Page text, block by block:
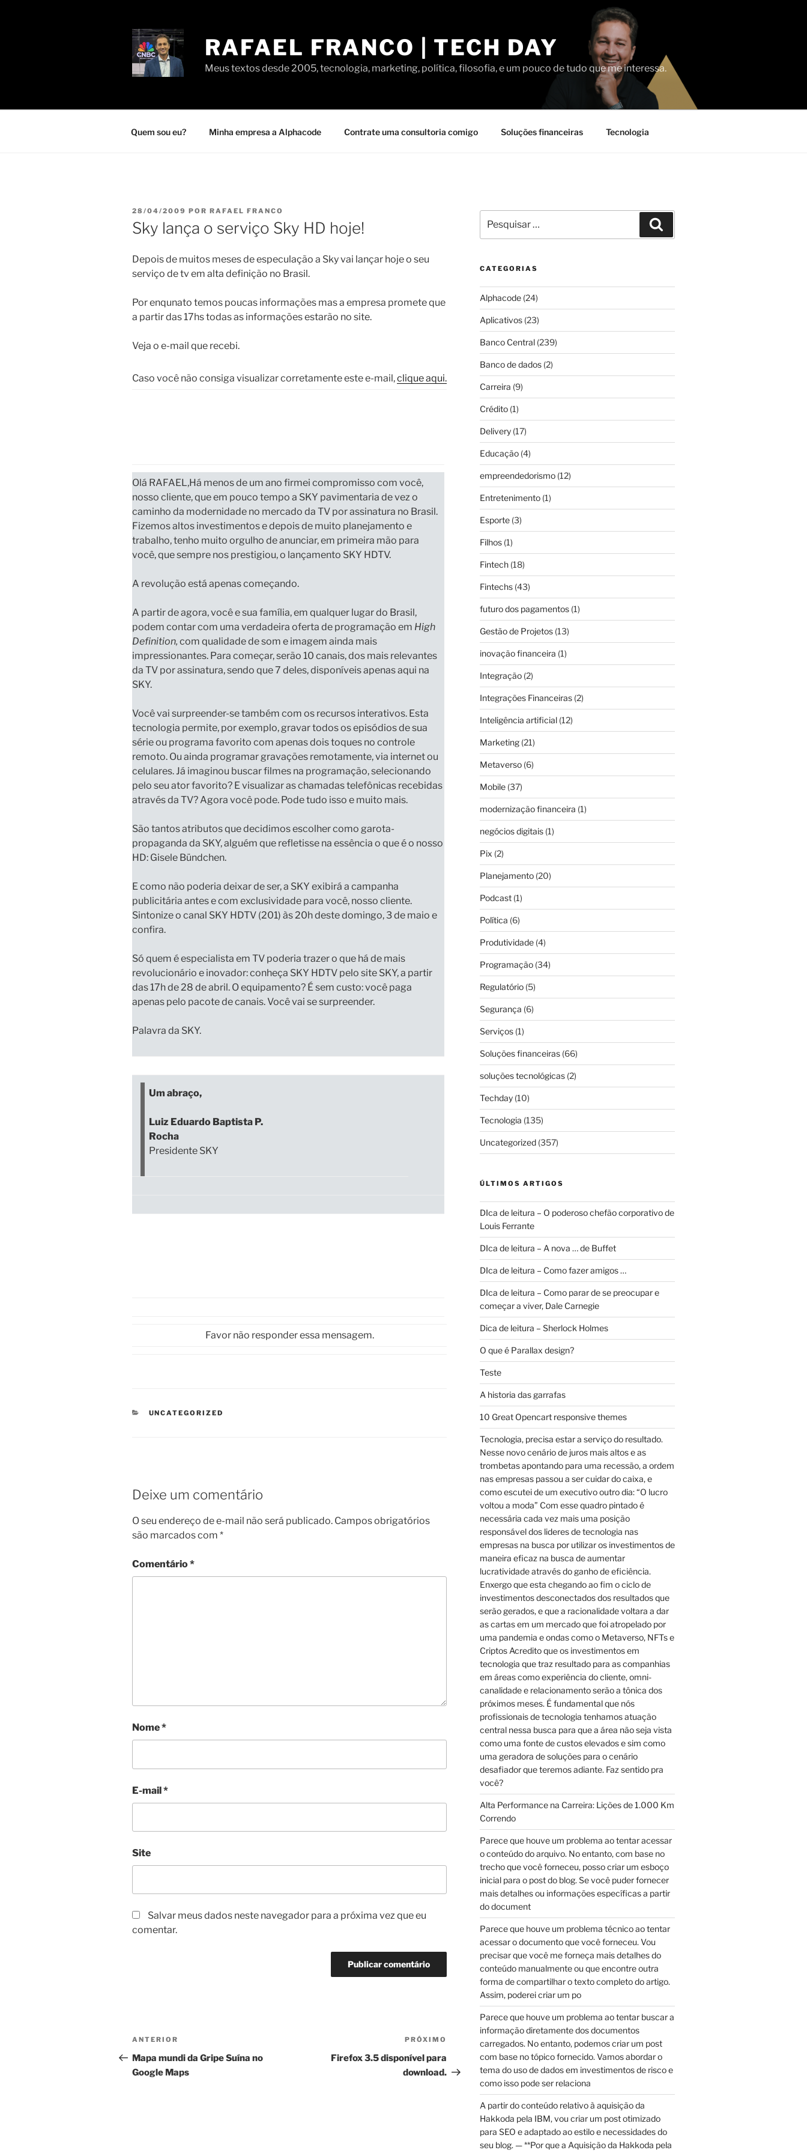
RAFAEL FRANCO | TECH DAY
Meus textos desde 2005, tecnologia, marketing, política, filosofia, e um pouco de tudo que me interessa.
Quem sou eu? Minha empresa a Alphacode Contrate uma consultoria comigo Soluções financeiras Tecnologia
PUBLICADO
EM
28/04/2009 POR RAFAEL FRANCO
Sky lança o serviço Sky HD hoje!
Depois de muitos meses de especulação a Sky vai lançar hoje o seu
serviço de tv em alta definição no Brasil.
Por enqunato temos poucas informações mas a empresa promete que
a partir das 17hs todas as informações estarão no site.
Veja o e-mail que recebi.
Caso você não consiga visualizar corretamente este e-mail,clique aqui.
Olá RAFAEL,Há menos de um ano firmei compromisso com você,
nosso cliente, que em pouco tempo a SKY pavimentaria de vez o
caminho da modernidade no mercado da TV por assinatura no Brasil.
Fizemos altos investimentos e depois de muito planejamento e
trabalho, tenho muito orgulho de anunciar, em primeira mão para
você, que sempre nos prestigiou, o lançamento SKY HDTV.
A revolução está apenas começando.
A partir de agora, você e sua família, em qualquer lugar do Brasil,
podem contar com uma verdadeira oferta de programação em High
Definition, com qualidade de som e imagem ainda mais
impressionantes. Para começar,serão 10 canais, dos mais relevantes
da TV por assinatura, sendo que 7 deles, disponíveis apenas aqui na
SKY.
Você vai surpreender-se também com os recursos interativos. Esta
tecnologia permite, por exemplo,gravar todos os episódios de sua
série ou programa favorito com apenas dois toques no controle
remoto. Ou ainda programar gravações remotamente, via internet ou
celulares.Já imaginou buscar filmes na programação, selecionando
pelo seu ator favorito? E visualizar as chamadas telefônicas recebidas
através da TV? Agora você pode. Pode tudo isso e muito mais.
São tantos atributos que decidimos escolher como garota-
propaganda da SKY, alguém que refletisse na essência o que é o nosso
HD: Gisele Bündchen.
E como não poderia deixar de ser, a SKY exibirá a campanha
publicitária antes e com exclusividade para você, nosso cliente.
Sintonize o canal SKY HDTV (201) às 20h deste domingo, 3 de maio e
confira.
Só quem é especialista em TV poderia trazer o que há de mais
revolucionário e inovador:conheça SKY HDTV pelo site SKY,a partir
das 17h de 28 de abril. O equipamento? É sem custo: você paga
apenas pelo pacote de canais.Você vai se surpreender.
Palavra da SKY.
Um abraço,
Luiz Eduardo Baptista P.
Rocha
Presidente SKY
Favor não responder essa mensagem.
CATEGORIAS
UNCATEGORIZED
Deixe um comentário
O seu endereço de e-mail não será publicado. Campos obrigatórios
são marcados com *
Comentário*
Nome*
E-mail*
Site
Salvar meus dados neste navegador para a próxima vez que eu
comentar.
Navegação
de
Post
Post
anterior
ANTERIOR
Mapa mundi da Gripe Suína no
Google Maps
Próximo
PRÓXIMO
Firefox 3.5 disponível para
download.
por:
CATEGORIAS
Alphacode(24)
Aplicativos(23)
Banco Central(239)
Banco de dados(2)
Carreira (9)
Crédito(1)
Delivery(17)
Educação(4)
empreendedorismo(12)
Entretenimento(1)
Esporte(3)
Filhos(1)
Fintech(18)
Fintechs(43)
futuro dos pagamentos(1)
Gestão de Projetos(13)
inovação financeira (1)
Integração(2)
Integrações Financeiras(2)
Inteligência artificial(12)
Marketing(21)
Metaverso(6)
Mobile(37)
modernização financeira (1)
negócios digitais(1)
Pix (2)
Planejamento(20)
Podcast(1)
Política (6)
Produtividade(4)
Programação(34)
Regulatório(5)
Segurança (6)
Serviços(1)
Soluções financeiras(66)
soluções tecnológicas(2)
Techday(10)
Tecnologia (135)
Uncategorized(357)
ÚLTIMOS ARTIGOS
DIca de leitura – O poderoso chefão corporativo de
Louis Ferrante
DIca de leitura – A nova … de Buffet
DIca de leitura – Como fazer amigos …
DIca de leitura – Como parar de se preocupar e
começar a viver, Dale Carnegie
Dica de leitura – Sherlock Holmes
O que é Parallax design?
Teste
A historia das garrafas
10 Great Opencart responsive themes
Tecnologia, precisa estar a serviço do resultado.
Nesse novo cenário de juros mais altos e as
trombetas apontando para uma recessão, a ordem
nas empresas passou a ser cuidar do caixa, e
como escutei de um executivo outro dia: “O lucro
voltou a moda” Com esse quadro pintado é
necessária cada vez mais uma posição
responsável dos lideres de tecnologia nas
empresas na busca por utilizar os investimentos de
maneira eficaz na busca de aumentar
lucratividade através do ganho de eficiência.
Enxergo que esta chegando ao fim o ciclo de
investimentos desconectados dos resultados que
serão gerados, e que a racionalidade voltara a dar
as cartas em um mercado que foi atropelado por
uma pandemia e ondas como o Metaverso, NFTs e
Criptos Acredito que os investimentos em
tecnologia que traz resultado para as companhias
em áreas como experiência do cliente, omni-
canalidade e relacionamento serão a tônica dos
próximos meses. É fundamental que nós
profissionais de tecnologia tenhamos atuação
central nessa busca para que a área não seja vista
como uma fonte de custos elevados e sim como
uma geradora de soluções para o cenário
desafiador que teremos adiante. Faz sentido pra
você?
Alta Performance na Carreira: Lições de 1.000 Km
Correndo
Parece que houve um problema ao tentar acessar
o conteúdo do arquivo. No entanto, com base no
trecho que você forneceu, posso criar um esboço
inicial para o post do blog. Se você puder fornecer
mais detalhes ou informações específicas a partir
do document
Parece que houve um problema técnico ao tentar
acessar o documento que você forneceu. Vou
precisar que você me forneça mais detalhes do
conteúdo manualmente ou que encontre outra
forma de compartilhar o texto completo do artigo.
Assim, poderei criar um po
Parece que houve um problema ao tentar buscar a
informação diretamente dos documentos
carregados. No entanto, podemos criar um post
com base no tópico fornecido. Vamos abordar o
tema do uso de dados em investimentos de risco e
como isso pode ser relaciona
A partir do conteúdo relativo à aquisição da
Hakkoda pela IBM, vou criar um post otimizado
para SEO e adaptado ao estilo e necessidades do
seu blog. — **Por que a Aquisição da Hakkoda pela